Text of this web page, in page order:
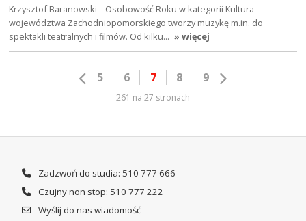
Krzysztof Baranowski – Osobowość Roku w kategorii Kultura
województwa Zachodniopomorskiego tworzy muzykę m.in. do
spektakli teatralnych i filmów. Od kilku… » więcej
5 6 7 8 9
261 na 27 stronach
Zadzwoń do studia: 510 777 666
Czujny non stop: 510 777 222
Wyślij do nas wiadomość